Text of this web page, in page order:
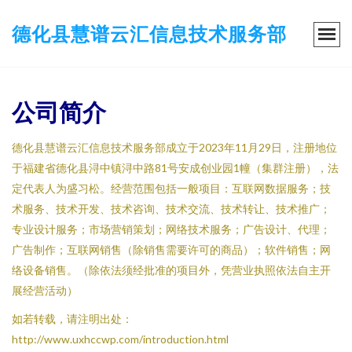
德化县慧谱云汇信息技术服务部
公司简介
德化县慧谱云汇信息技术服务部成立于2023年11月29日，注册地位
于福建省德化县浔中镇浔中路81号安成创业园1幢（集群注册），法
定代表人为盛习松。经营范围包括一般项目：互联网数据服务；技
术服务、技术开发、技术咨询、技术交流、技术转让、技术推广；
专业设计服务；市场营销策划；网络技术服务；广告设计、代理；
广告制作；互联网销售（除销售需要许可的商品）；软件销售；网
络设备销售。（除依法须经批准的项目外，凭营业执照依法自主开
展经营活动）
如若转载，请注明出处：
http://www.uxhccwp.com/introduction.html